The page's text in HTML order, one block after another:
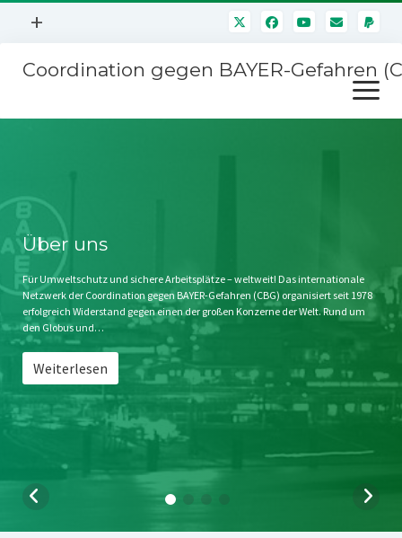
Menü
+
Mitmachen
Kontakt
Impressum
Störfälle
Coordination gegen BAYER-Gefahren
Menü
öffnen
Stichwort BAYER
Jahrestagung
SPENDEN
Über uns
Für Umweltschutz und sichere Arbeitsplätze – weltweit! Das internationale
Netzwerk der Coordination gegen BAYER-Gefahren (CBG) organisiert seit 1978
erfolgreich Widerstand gegen einen der großen Konzerne der Welt. Rund um
den Globus und…
Weiterlesen